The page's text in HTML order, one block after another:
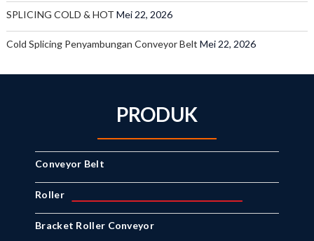
SPLICING COLD & HOT Mei 22, 2026
Cold Splicing Penyambungan Conveyor Belt Mei 22, 2026
PRODUK
Conveyor Belt
Roller
Bracket Roller Conveyor